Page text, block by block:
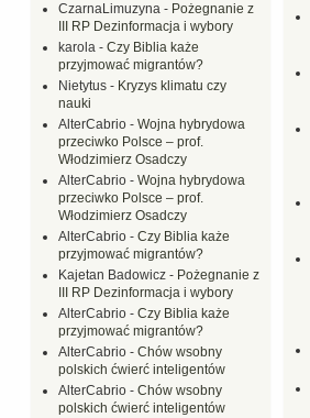
CzarnaLimuzyna - Pożegnanie z
III RP Dezinformacja i wybory
karola - Czy Biblia każe
przyjmować migrantów?
Nietytus - Kryzys klimatu czy
nauki
AlterCabrio - Wojna hybrydowa
przeciwko Polsce – prof.
Włodzimierz Osadczy
AlterCabrio - Wojna hybrydowa
przeciwko Polsce – prof.
Włodzimierz Osadczy
AlterCabrio - Czy Biblia każe
przyjmować migrantów?
Kajetan Badowicz - Pożegnanie z
III RP Dezinformacja i wybory
AlterCabrio - Czy Biblia każe
przyjmować migrantów?
AlterCabrio - Chów wsobny
polskich ćwierć inteligentów
AlterCabrio - Chów wsobny
polskich ćwierć inteligentów